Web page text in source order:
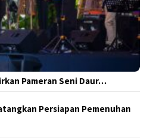
Pameran Seni Daur…
Persiapan Pemenuhan